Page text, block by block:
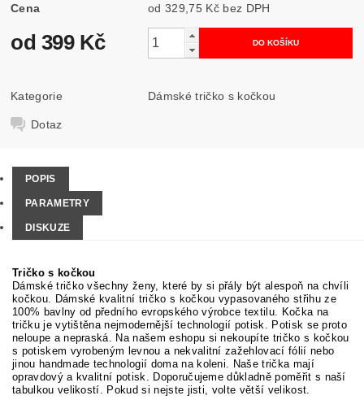
Cena od 329,75 Kč bez DPH
od 399 Kč
Kategorie Dámské tričko s kočkou
Dotaz
POPIS
PARAMETRY
DISKUZE
Tričko s kočkou
Dámské tričko všechny ženy, které by si přály být alespoň na chvíli
kočkou. Dámské kvalitní tričko s kočkou vypasovaného střihu ze
100% bavlny od předního evropského výrobce textilu. Kočka na
tričku je vytištěna nejmodernější technologií potisk. Potisk se proto
neloupe a nepraská. Na našem eshopu si nekoupíte tričko s kočkou
s potiskem vyrobeným levnou a nekvalitní zažehlovací fólií nebo
jinou handmade technologií doma na koleni. Naše trička mají
opravdový a kvalitní potisk. Doporučujeme důkladně poměřit s naší
tabulkou velikostí. Pokud si nejste jisti, volte větší velikost.